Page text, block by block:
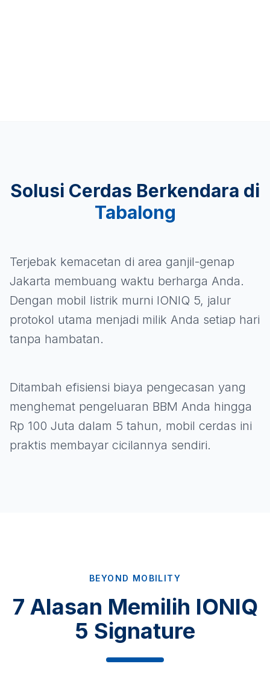
Solusi Cerdas Berkendara di
Tabalong
Terjebak kemacetan di area ganjil-genap
Jakarta membuang waktu berharga Anda.
Dengan mobil listrik murni IONIQ 5, jalur
protokol utama menjadi milik Anda setiap hari
tanpa hambatan.
Ditambah efisiensi biaya pengecasan yang
menghemat pengeluaran BBM Anda hingga
Rp 100 Juta dalam 5 tahun, mobil cerdas ini
praktis membayar cicilannya sendiri.
BEYOND MOBILITY
7 Alasan Memilih IONIQ
5 Signature